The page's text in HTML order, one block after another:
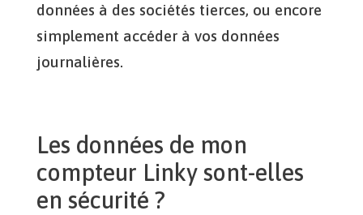
données à des sociétés tierces, ou encore
simplement accéder à vos données
journalières.
Les données de mon
compteur Linky sont-elles
en sécurité ?